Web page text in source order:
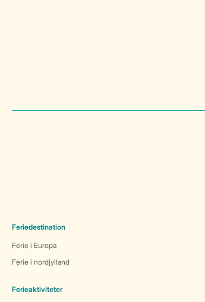
Feriedestination
Ferie i Europa
Ferie i nordjylland
Ferieaktiviteter